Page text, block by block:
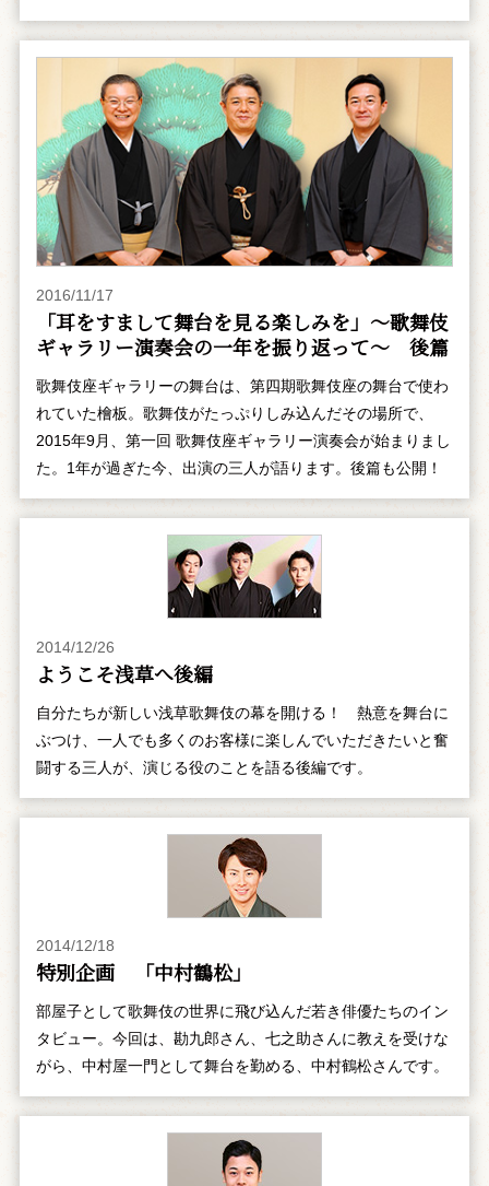
2016/11/17
「耳をすまして舞台を見る楽しみを」～歌舞伎
ギャラリー演奏会の一年を振り返って～ 後篇
歌舞伎座ギャラリーの舞台は、第四期歌舞伎座の舞台で使わ
れていた檜板。歌舞伎がたっぷりしみ込んだその場所で、
2015年9月、第一回 歌舞伎座ギャラリー演奏会が始まりまし
た。1年が過ぎた今、出演の三人が語ります。後篇も公開！
2014/12/26
ようこそ浅草へ――後編
自分たちが新しい浅草歌舞伎の幕を開ける！ 熱意を舞台に
ぶつけ、一人でも多くのお客様に楽しんでいただきたいと奮
闘する三人が、演じる役のことを語る後編です。
2014/12/18
特別企画 「中村鶴松」
部屋子として歌舞伎の世界に飛び込んだ若き俳優たちのイン
タビュー。今回は、勘九郎さん、七之助さんに教えを受けな
がら、中村屋一門として舞台を勤める、中村鶴松さんです。